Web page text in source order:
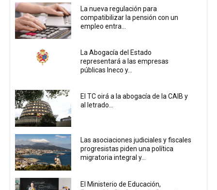
La nueva regulación para
compatibilizar la pensión con un
empleo entra...
La Abogacía del Estado
representará a las empresas
públicas Ineco y...
El TC oirá a la abogacía de la CAIB y
al letrado...
Las asociaciones judiciales y fiscales
progresistas piden una política
migratoria integral y...
El Ministerio de Educación,